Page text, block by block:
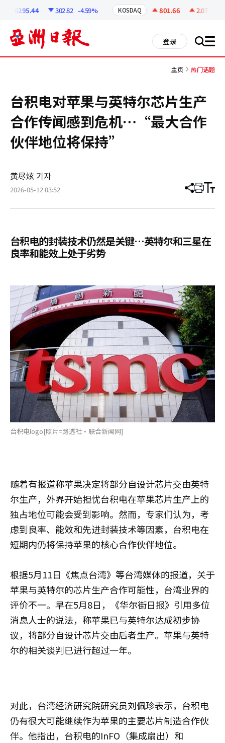
6295.44 302.82 -4.59% KOSDAQ 801.66 2.07
登录 搜 all
主页 热门话题
台积电对苹果与英特尔芯片生产
合作传闻感到危机…“最大合作
伙伴地位将保持”
黄尽炫 기자
2026-05-12 03:52 分
章
打 调
小
台积电的封装技术仍然是关键…英特尔和三星在
良率和能效上处于劣势
台积电logo[照片=路透社·联合新闻网]
随着有报道称苹果决定将部分自设计芯片交由英特
尔生产，外界开始担忧台积电在苹果芯片生产上的
独占地位可能会受到影响。然而，专家们认为，考
虑到良率、能效和先进封装技术等因素，台积电在
短期内仍将保持苹果的核心合作伙伴地位。
根据5月11日《焦点台湾》等台湾媒体的报道，关于
苹果与英特尔的芯片生产合作可能性，台湾业界的
评价不一。早在5月8日，《华尔街日报》引用多位
消息人士的说法，称苹果已与英特尔达成初步协
议，将部分自设计芯片交由后者生产。苹果与英特
尔的相关谈判已进行超过一年。
对此，台湾经济研究院研究员刘佩珍表示，台积电
仍有很大可能继续作为苹果的主要芯片制造合作伙
伴。他指出，台积电的InFO（集成扇出）和